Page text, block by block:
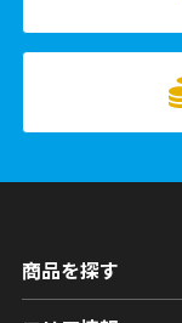
商品を探す